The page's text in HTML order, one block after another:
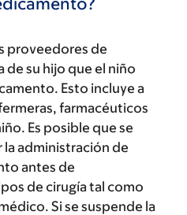
proveedores de
de su hijo que el niño
Esto incluye a
farmacéuticos
Es posible que se
administración de
antes de
de cirugía tal como
Si se suspende la